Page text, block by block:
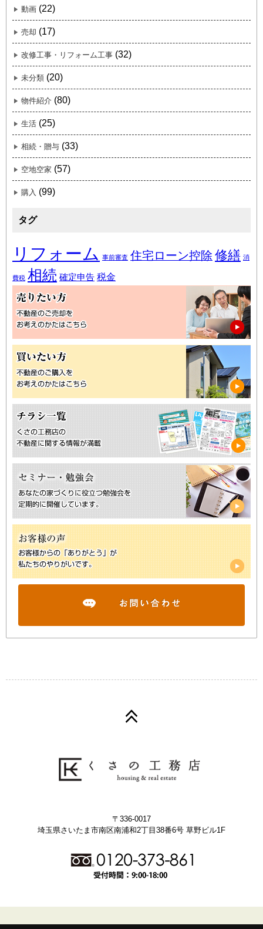
動画 (22)
売却 (17)
改修工事・リフォーム工事 (32)
未分類 (20)
物件紹介 (80)
生活 (25)
相続・贈与 (33)
空地空家 (57)
購入 (99)
タグ
リフォーム 事前審査 住宅ローン控除 修繕 消
費税 相続 確定申告 税金
〒336-0017
埼玉県さいたま市南区南浦和2丁目38番6号 草野ビル1F